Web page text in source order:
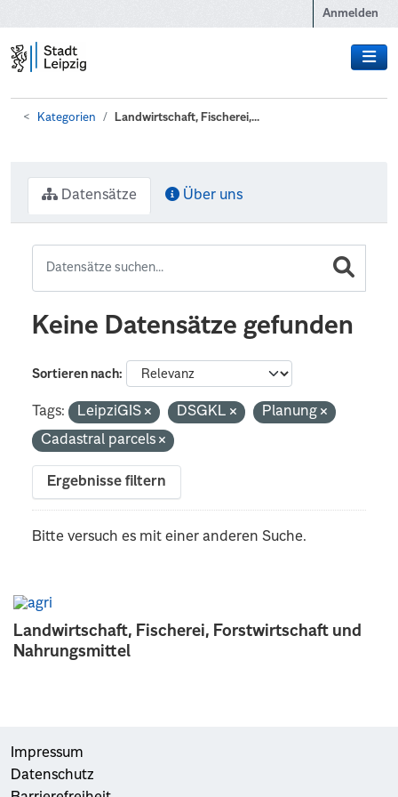
Anmelden
Kategorien Landwirtschaft, Fischerei,...
Landwirtschaft, Fischerei, Forstwirtschaft und
Nahrungsmittel
Datensätze Über uns
Keine Datensätze gefunden
Sortieren nach
Tags: LeipziGIS DSGKL
Planung
Cadastral parcels
Ergebnisse filtern
Bitte versuch es mit einer anderen Suche.
Impressum
Datenschutz